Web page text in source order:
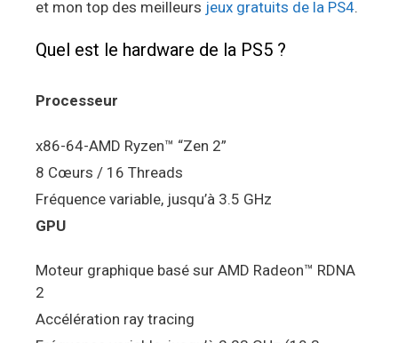
et mon top des meilleurs jeux gratuits de la PS4.
Quel est le hardware de la PS5 ?
Processeur
x86-64-AMD Ryzen™ “Zen 2”
8 Cœurs / 16 Threads
Fréquence variable, jusqu’à 3.5 GHz
GPU
Moteur graphique basé sur AMD Radeon™ RDNA
2
Accélération ray tracing